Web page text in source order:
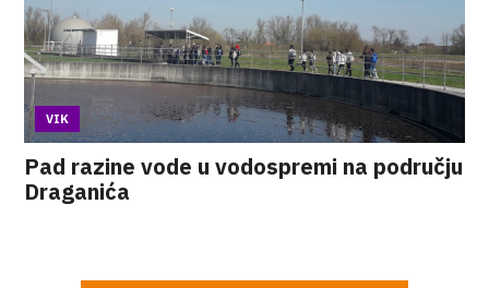
VIK
Pad razine vode u vodospremi na području
Draganića